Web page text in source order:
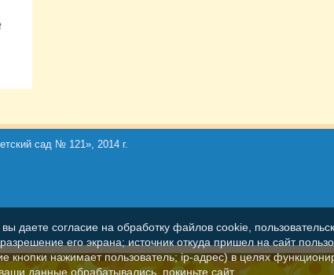
сад № 121», 2014 г.
даете согласие на обработку файлов cookie,
его экрана; источник откуда пришел на сайт
кнопки нажимает пользователь; ip-адрес) в целях
данные обрабатывались, покиньте сайт.